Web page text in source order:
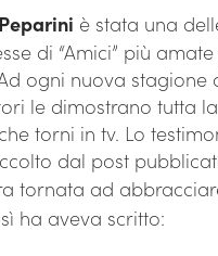
è stata una
di “Amici” più
ogni nuova stagione
le dimostrano tutta
torni in tv. Lo
dal post
tornata ad
ha aveva scritto: